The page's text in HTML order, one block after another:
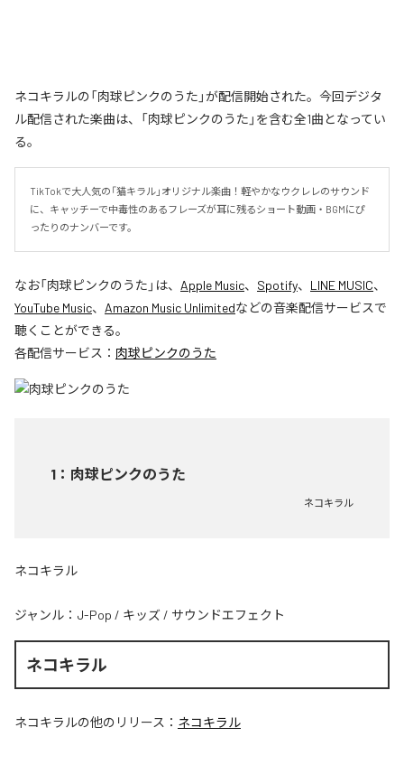
ネコキラルの「肉球ピンクのうた」が配信開始された。今回デジタ
ル配信された楽曲は、「肉球ピンクのうた」を含む全1曲となってい
る。
TikTokで大人気の「猫キラル」オリジナル楽曲！軽やかなウクレレのサウンド
に、キャッチーで中毒性のあるフレーズが耳に残るショート動画・BGMにぴ
ったりのナンバーです。
なお「肉球ピンクのうた 」は、 Apple Music、 Spotify、 LINE MUSIC、
YouTube Music、 Amazon Music Unlimitedなどの音楽配信サービスで
聴くことができる。
各配信サービス： 肉球ピンクのうた
1 ： 肉球ピンクのうた
ネコキラル
ネコキラル
ジャンル： J-Pop / キッズ / サウンドエフェクト
ネコキラル
ネコキラルの他のリリース： ネコキラル